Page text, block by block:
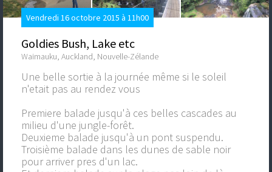
Vendredi 16 octobre 2015 à 11h00
Goldies Bush, Lake etc
Waimauku, Auckland, Nouvelle-Zélande
Une belle sortie à la journée même si le soleil
n'etait pas au rendez vous
Premiere balade jusqu'à ces belles cascades au
milieu d'une jungle-forêt.
Deuxieme balade jusqu'à un pont suspendu.
Troisième balade dans les dunes de sable noir
pour arriver pres d'un lac.